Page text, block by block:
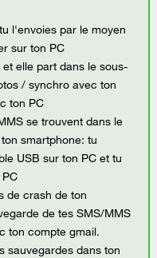
l'envoies par le moyen
sur ton PC
elle part dans le sous-
/ synchro avec ton
ton PC
se trouvent dans le
smartphone: tu
USB sur ton PC et tu
de crash de ton
de tes SMS/MMS
ton compte gmail.
sauvegardes dans ton